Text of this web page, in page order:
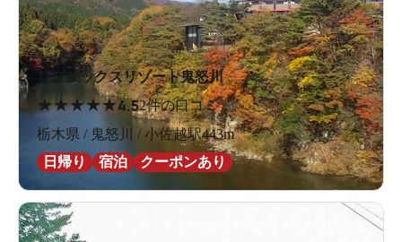
リブマックスリゾート鬼怒川
★★★★★4.52件の口コミ
栃木県 / 鬼怒川 / 小佐越駅443m
日帰り
宿泊 クーポンあり